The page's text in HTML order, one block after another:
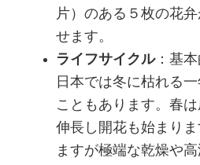
片）のある５枚の花
せます。
ライフサイクル：基本
日本では冬に枯れる
こともあります。春
伸長し開花も始まり
ますが極端な乾燥や